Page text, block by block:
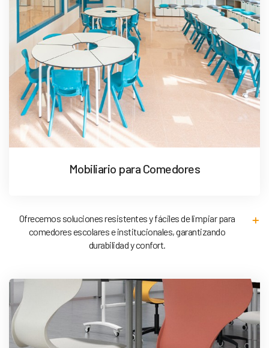
Mobiliario para Comedores
Ofrecemos soluciones resistentes y fáciles de limpiar para
comedores escolares e institucionales, garantizando
durabilidad y confort.